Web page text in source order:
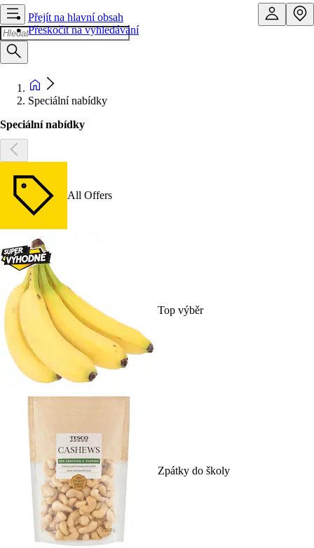
Přejít na hlavní obsah
Přeskočit na vyhledávání
Speciální nabídky
Speciální nabídky
All Offers
Top výběr
Zpátky do školy